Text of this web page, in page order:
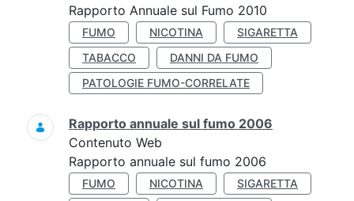
Rapporto Annuale sul Fumo 2010
FUMO NICOTINA
SIGARETTA
TABACCO
DANNI DA FUMO
PATOLOGIE FUMO-CORRELATE
Rapporto annuale sul fumo 2006
Contenuto Web
Rapporto annuale sul fumo 2006
FUMO NICOTINA
SIGARETTA